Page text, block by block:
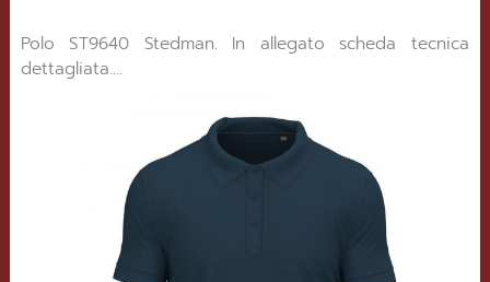
Polo ST9640 Stedman. In allegato scheda tecnica
dettagliata....